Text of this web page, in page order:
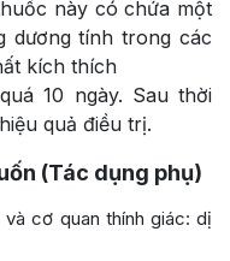
này có chứa một
dương tính trong các
kích thích
10 ngày. Sau thời
quả điều trị.
(Tác dụng phụ)
cơ quan thính giác: dị